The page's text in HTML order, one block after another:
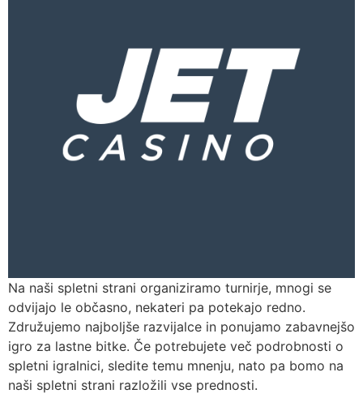
Na naši spletni strani organiziramo turnirje, mnogi se
odvijajo le občasno, nekateri pa potekajo redno.
Združujemo najboljše razvijalce in ponujamo zabavnejšo
igro za lastne bitke. Če potrebujete več podrobnosti o
spletni igralnici, sledite temu mnenju, nato pa bomo na
naši spletni strani razložili vse prednosti.